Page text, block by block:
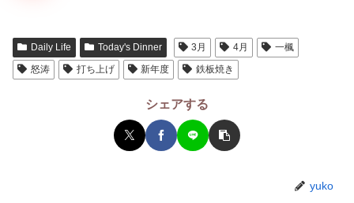
Daily Life Today's Dinner 3月 4月
一楓
怒涛
打ち上げ 新年度 鉄板焼き
シェアする
yuko